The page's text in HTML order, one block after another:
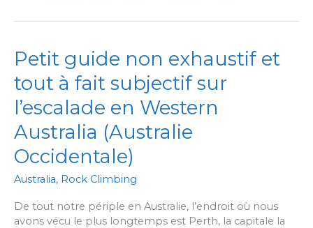
Petit guide non exhaustif et
tout à fait subjectif sur
l’escalade en Western
Australia (Australie
Occidentale)
Australia, Rock Climbing
De tout notre périple en Australie, l’endroit où nous
avons vécu le plus longtemps est Perth, la capitale la